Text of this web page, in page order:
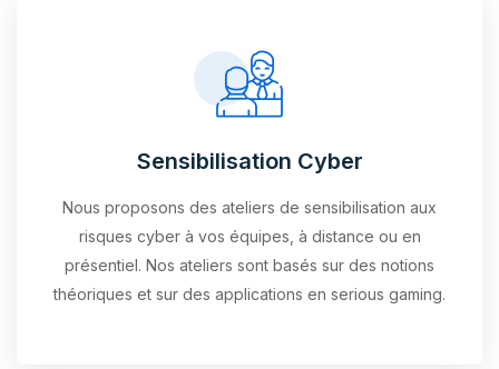
Sensibilisation Cyber
Nous proposons des ateliers de sensibilisation aux
risques cyber à vos équipes, à distance ou en
présentiel. Nos ateliers sont basés sur des notions
théoriques et sur des applications en serious gaming.